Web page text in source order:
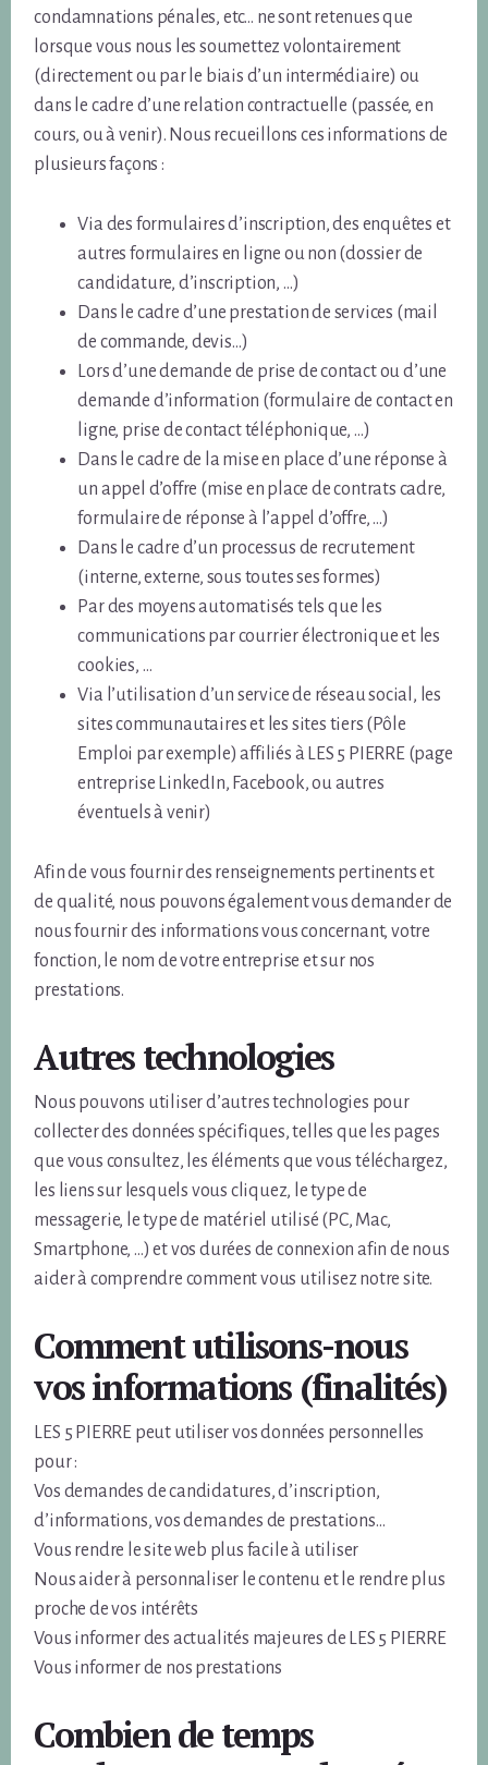
condamnations pénales, etc… ne sont retenues que
lorsque vous nous les soumettez volontairement
(directement ou par le biais d’un intermédiaire) ou
dans le cadre d’une relation contractuelle (passée, en
cours, ou à venir). Nous recueillons ces informations de
plusieurs façons :
Via des formulaires d’inscription, des enquêtes et
autres formulaires en ligne ou non (dossier de
candidature, d’inscription, …)
Dans le cadre d’une prestation de services (mail
de commande, devis…)
Lors d’une demande de prise de contact ou d’une
demande d’information (formulaire de contact en
ligne, prise de contact téléphonique, …)
Dans le cadre de la mise en place d’une réponse à
un appel d’offre (mise en place de contrats cadre,
formulaire de réponse à l’appel d’offre, …)
Dans le cadre d’un processus de recrutement
(interne, externe, sous toutes ses formes)
Par des moyens automatisés tels que les
communications par courrier électronique et les
cookies, …
Via l’utilisation d’un service de réseau social, les
sites communautaires et les sites tiers (Pôle
Emploi par exemple) affiliés à LES 5 PIERRE (page
entreprise LinkedIn, Facebook, ou autres
éventuels à venir)
Afin de vous fournir des renseignements pertinents et
de qualité, nous pouvons également vous demander de
nous fournir des informations vous concernant, votre
fonction, le nom de votre entreprise et sur nos
prestations.
Autres technologies
Nous pouvons utiliser d’autres technologies pour
collecter des données spécifiques, telles que les pages
que vous consultez, les éléments que vous téléchargez,
les liens sur lesquels vous cliquez, le type de
messagerie, le type de matériel utilisé (PC, Mac,
Smartphone, …) et vos durées de connexion afin de nous
aider à comprendre comment vous utilisez notre site.
Comment utilisons-nous
vos informations (finalités)
LES 5 PIERRE peut utiliser vos données personnelles
pour :
Vos demandes de candidatures, d’inscription,
d’informations, vos demandes de prestations…
Vous rendre le site web plus facile à utiliser
Nous aider à personnaliser le contenu et le rendre plus
proche de vos intérêts
Vous informer des actualités majeures de LES 5 PIERRE
Vous informer de nos prestations
Combien de temps